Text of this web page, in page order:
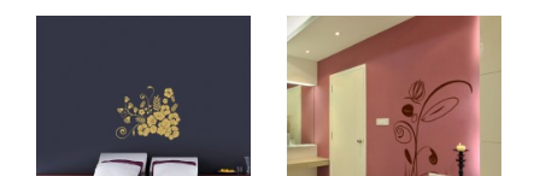
Klikni za detalje Klikni za detalje